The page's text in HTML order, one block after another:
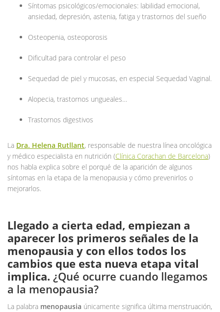
Síntomas psicológicos/emocionales: labilidad emocional,
ansiedad, depresión, astenia, fatiga y trastornos del sueño
Osteopenia, osteoporosis
Dificultad para controlar el peso
Sequedad de piel y mucosas, en especial Sequedad Vaginal.
Alopecia, trastornos ungueales…
Trastornos digestivos
La Dra. Helena Rutllant, responsable de nuestra línea oncológica
y médico especialista en nutrición (Clínica Corachan de Barcelona)
nos habla explica sobre el porqué de la aparición de algunos
síntomas en la etapa de la menopausia y cómo prevenirlos o
mejorarlos.
Llegado a cierta edad, empiezan a
aparecer los primeros señales de la
menopausia y con ellos todos los
cambios que esta nueva etapa vital
implica. ¿Qué ocurre cuando llegamos
a la menopausia?
La palabra menopausia únicamente significa última menstruación,